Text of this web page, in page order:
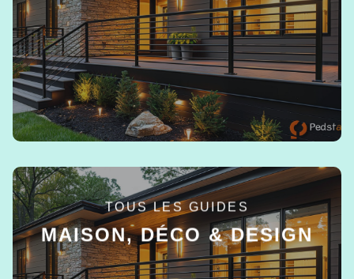
EN SAVOIR +
TOUS LES GUIDES
MAISON, DÉCO & DESIGN